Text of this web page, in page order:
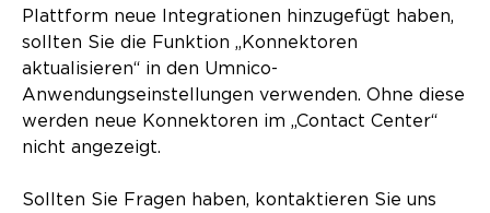
Plattform neue Integrationen hinzugefügt haben,
sollten Sie die Funktion „Konnektoren
aktualisieren“ in den Umnico-
Anwendungseinstellungen verwenden. Ohne diese
werden neue Konnektoren im „Contact Center“
nicht angezeigt.
Sollten Sie Fragen haben, kontaktieren Sie uns